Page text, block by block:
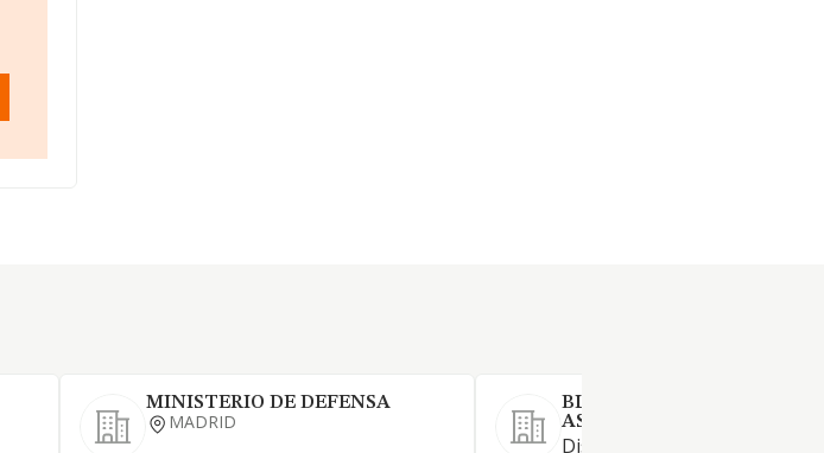
MINISTERIO DE DEFENSA
MADRID
BLANCH INTERNACIONAL
ASOCIADOS B I A S.L.
Diseño, desarrollo,